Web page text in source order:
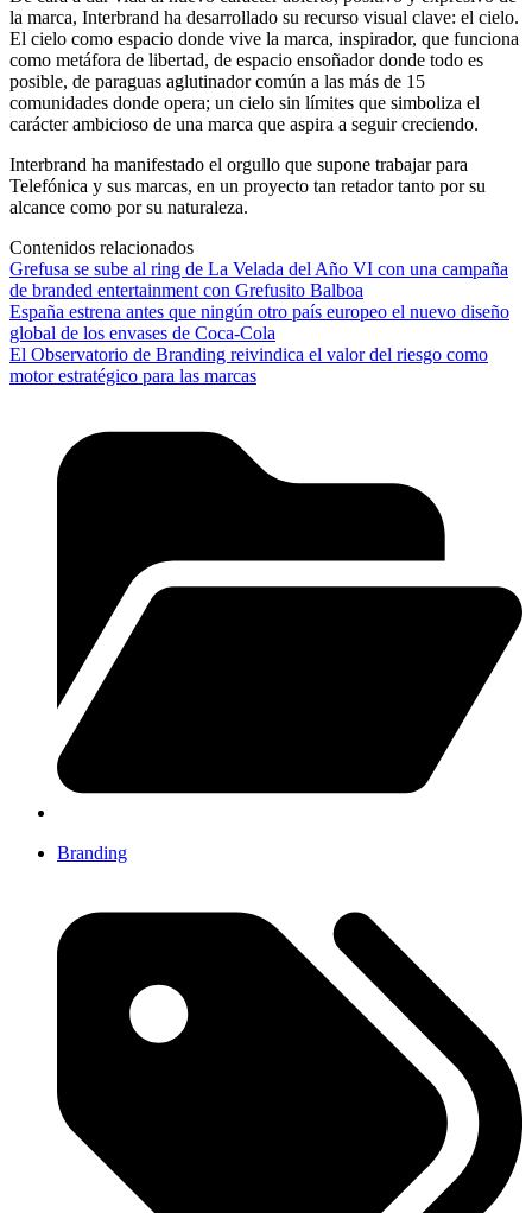
la marca, Interbrand ha desarrollado su recurso visual clave: el cielo.
El cielo como espacio donde vive la marca, inspirador, que funciona
como metáfora de libertad, de espacio ensoñador donde todo es
posible, de paraguas aglutinador común a las más de 15
comunidades donde opera; un cielo sin límites que simboliza el
carácter ambicioso de una marca que aspira a seguir creciendo.
Interbrand ha manifestado el orgullo que supone trabajar para
Telefónica y sus marcas, en un proyecto tan retador tanto por su
alcance como por su naturaleza.
Contenidos relacionados
Grefusa se sube al ring de La Velada del Año VI con una campaña
de branded entertainment con Grefusito Balboa
España estrena antes que ningún otro país europeo el nuevo diseño
global de los envases de Coca-Cola
El Observatorio de Branding reivindica el valor del riesgo como
motor estratégico para las marcas
Branding